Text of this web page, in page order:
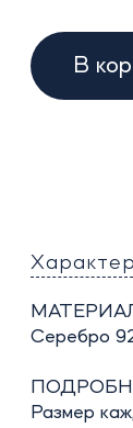
В
Серебро
Размер